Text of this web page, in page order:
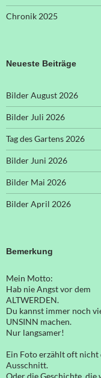
Chronik 2025
Neueste Beiträge
Bilder August 2026
Bilder Juli 2026
Tag des Gartens 2026
Bilder Juni 2026
Bilder Mai 2026
Bilder April 2026
Bemerkung
Mein Motto:
Hab nie Angst vor dem
ALTWERDEN.
Du kannst immer noch
UNSINN machen.
Nur langsamer!
Ein Foto erzählt oft nicht
Ausschnitt.
Oder die Geschichte,